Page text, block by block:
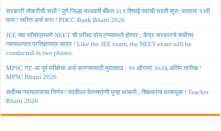
सरकारी नोकरीची संधी ! पुणे जिल्हा मध्यवर्ती बँकेत २८९ शिपाई पदांची भरती सुरु; पात्रता १२वी
पास ! त्वरित अर्ज करा ! PDCC Bank Bharti 2026
JEE च्या परीक्षेप्रमाणे NEET ची परीक्षा दोन टप्प्यामध्ये होणार ; केंद्र सरकारचे सर्वोच्च
न्यायालयात प्रतिज्ञापत्र सादर ! Like the JEE exam, the NEET exam will be
conducted in two phases.
MPSC गट -क पूर्व परीक्षेचा अर्ज करण्यासाठी मुदतवाढ ; १० ऑगस्ट २०२६ अंतिम तारीख !
MPSC Bharti 2026
सर्वोच्च न्यायालयाचा निर्णय ! पदवीधर वेतनश्रेणी पुन्हा थांबली ; शिक्षकांना धाकधूक ! Teacher
Bharti 2026